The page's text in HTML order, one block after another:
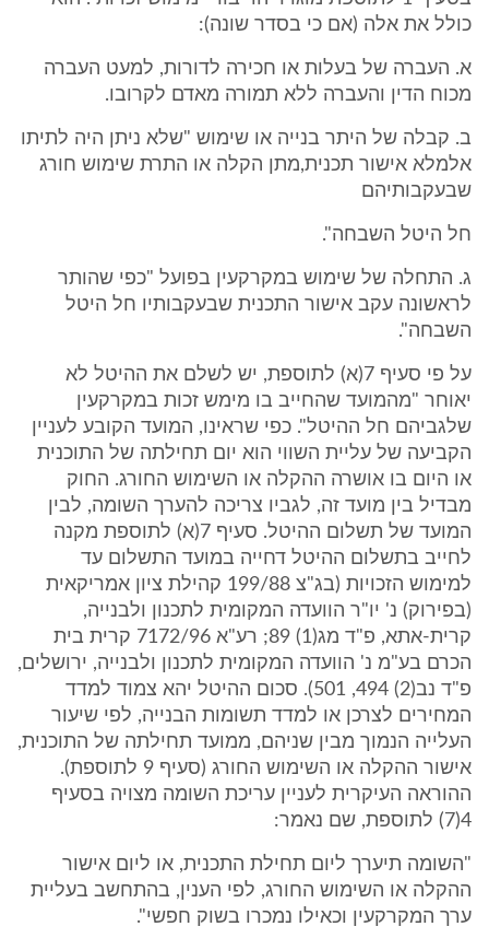
כולל את אלה (אם כי בסדר שונה):
א. העברה של בעלות או חכירה לדורות, למעט העברה
מכוח הדין והעברה ללא תמורה מאדם לקרובו.
ב. קבלה של היתר בנייה או שימוש "שלא ניתן היה לתיתו
אלמלא אישור תכנית,מתן הקלה או התרת שימוש חורג
שבעקבותיהם
חל היטל השבחה".
ג. התחלה של שימוש במקרקעין בפועל "כפי שהותר
לראשונה עקב אישור התכנית שבעקבותיו חל היטל
השבחה".
על פי סעיף 7(א) לתוספת, יש לשלם את ההיטל לא
יאוחר "מהמועד שהחייב בו מימש זכות במקרקעין
שלגביהם חל ההיטל". כפי שראינו, המועד הקובע לעניין
הקביעה של עליית השווי הוא יום תחילתה של התוכנית
או היום בו אושרה ההקלה או השימוש החורג. החוק
מבדיל בין מועד זה, לגביו צריכה להערך השומה, לבין
המועד של תשלום ההיטל. סעיף 7(א) לתוספת מקנה
לחייב בתשלום ההיטל דחייה במועד התשלום עד
למימוש הזכויות (בג"צ 199/88 קהילת ציון אמריקאית
(בפירוק) נ' יו"ר הוועדה המקומית לתכנון ולבנייה,
קרית-אתא, פ"ד מג(1) 89; רע"א 7172/96 קרית בית
הכרם בע"מ נ' הוועדה המקומית לתכנון ולבנייה, ירושלים,
פ"ד נב(2) 494, 501). סכום ההיטל יהא צמוד למדד
המחירים לצרכן או למדד תשומות הבנייה, לפי שיעור
העלייה הנמוך מבין שניהם, ממועד תחילתה של התוכנית,
אישור ההקלה או השימוש החורג (סעיף 9 לתוספת).
ההוראה העיקרית לעניין עריכת השומה מצויה בסעיף
4(7) לתוספת, שם נאמר:
"השומה תיערך ליום תחילת התכנית, או ליום אישור
ההקלה או השימוש החורג, לפי הענין, בהתחשב בעליית
ערך המקרקעין וכאילו נמכרו בשוק חפשי".